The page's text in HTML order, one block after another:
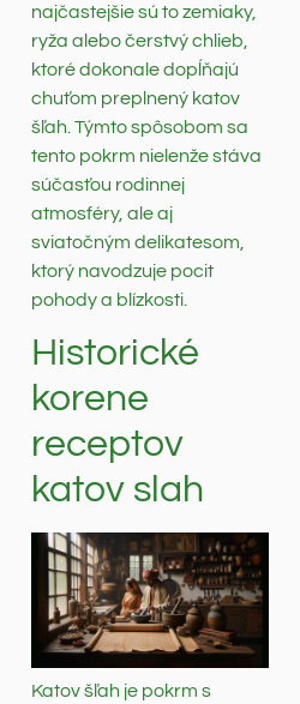
najčastejšie sú to zemiaky,
ryža alebo čerstvý chlieb,
ktoré dokonale dopĺňajú
chuťom preplnený katov
šľah. Týmto spôsobom sa
tento pokrm nielenže stáva
súčasťou rodinnej
atmosféry, ale aj
sviatočným delikatesom,
ktorý navodzuje pocit
pohody a blízkosti.
Historické
korene
receptov
katov slah
Katov šľah je pokrm s